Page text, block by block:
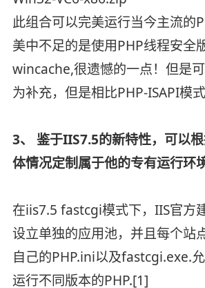
此组合可以完美运行当今主流的
美中不足的是使用PHP线程安全
wincache,很遗憾的一点！但是
为补充，但是相比PHP-ISAPI模
3、 鉴于IIS7.5的新特性，可以
体情况定制属于他的专有运行环境
在iis7.5 fastcgi模式下，IIS官方
设立单独的应用池，并且每个站
自己的PHP.ini以及fastcgi.exe.
运行不同版本的PHP.[1]